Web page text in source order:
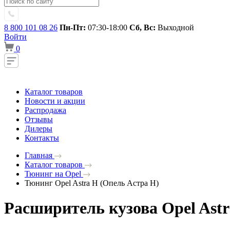
8 800 101 08 26 Пн-Пт: 07:30-18:00 Сб, Вс: Выходной
Войти
0
Каталог товаров
Новости и акции
Распродажа
Отзывы
Дилеры
Контакты
Главная
Каталог товаров
Тюнинг на Opel
Тюнинг Opel Astra H (Опель Астра H)
Расширитель кузова Opel